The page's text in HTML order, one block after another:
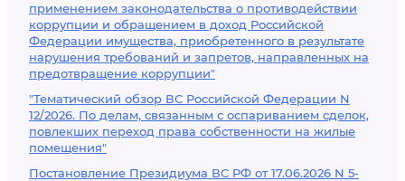
применением законодательства о противодействии
коррупции и обращением в доход Российской
Федерации имущества, приобретенного в результате
нарушения требований и запретов, направленных на
предотвращение коррупции"
"Тематический обзор ВС Российской Федерации N
12/2026. По делам, связанным с оспариванием сделок,
повлекших переход права собственности на жилые
помещения"
Постановление Президиума ВС РФ от 17.06.2026 N 5-